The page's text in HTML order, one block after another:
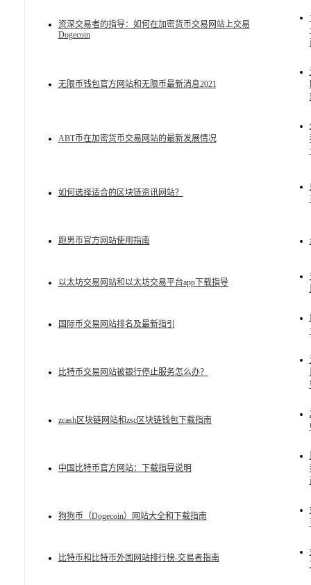
资深交易者的指导：如何在加密货币交易网站上交易
Dogecoin
无限币钱包官方网站和无限币最新消息2021
ABT币在加密货币交易网站的最新发展情况
如何选择适合的区块链资讯网站？
跑男币官方网站使用指南
以太坊交易网站和以太坊交易平台app下载指导
国际币交易网站排名及最新指引
比特币交易网站被银行停止服务怎么办？
zcash区块链网站和zsc区块链钱包下载指南
中国比特币官方网站：下载指导说明
狗狗币（Dogecoin）网站大全和下载指南
比特币和比特币外国网站排行榜-交易者指南